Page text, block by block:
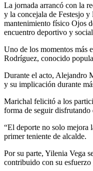
La jornada arrancó con la
y la concejala de Festesjo
mantenimiento físico Ojos
encuentro deportivo y
Uno de los momentos más
Rodríguez, conocido
Durante el acto, Alejandro
y su implicación durante
Marichal felicitó a los
forma de seguir
“El deporte no solo mejora
primer teniente de alcalde.
Por su parte, Yilenia Vega
contribuido con su